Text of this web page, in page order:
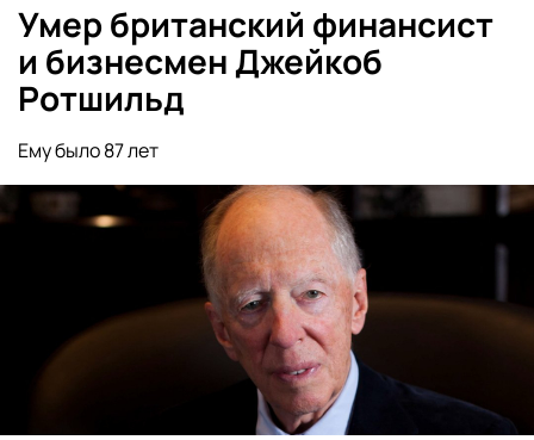
Умер британский финансист
и бизнесмен Джейкоб
Ротшильд
Ему было 87 лет